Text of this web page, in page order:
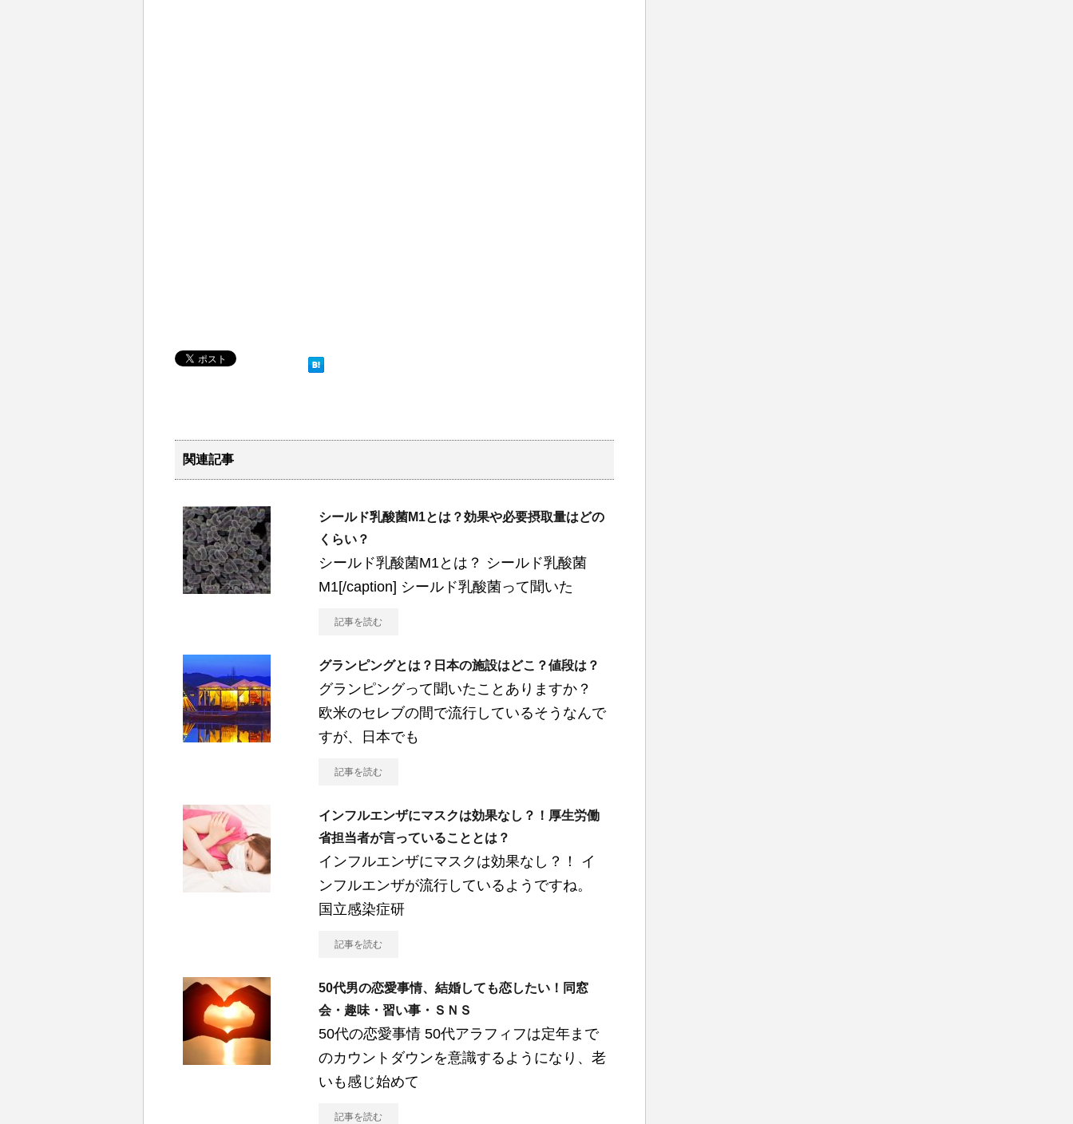
関連記事
シールド乳酸菌M1とは？効果や必要摂取量はどの
くらい？
シールド乳酸菌M1とは？ シールド乳酸菌
M1[/caption] シールド乳酸菌って聞いた
記事を読む
グランピングとは？日本の施設はどこ？値段は？
グランピングって聞いたことありますか？
欧米のセレブの間で流行しているそうなんで
すが、日本でも
記事を読む
インフルエンザにマスクは効果なし？！厚生労働
省担当者が言っていることとは？
インフルエンザにマスクは効果なし？！ イ
ンフルエンザが流行しているようですね。
国立感染症研
記事を読む
50代男の恋愛事情、結婚しても恋したい！同窓
会・趣味・習い事・ＳＮＳ
50代の恋愛事情 50代アラフィフは定年まで
のカウントダウンを意識するようになり、老
いも感じ始めて
記事を読む